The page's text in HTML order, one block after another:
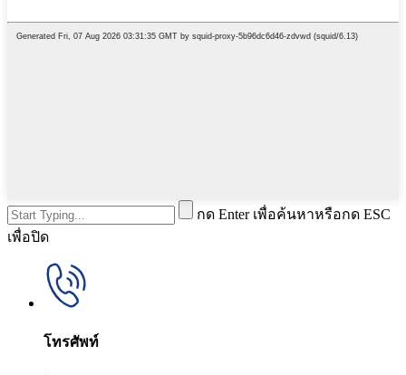
กด Enter เพื่อค้นหาหรือกด ESC
เพื่อปิด
โทรศัพท์